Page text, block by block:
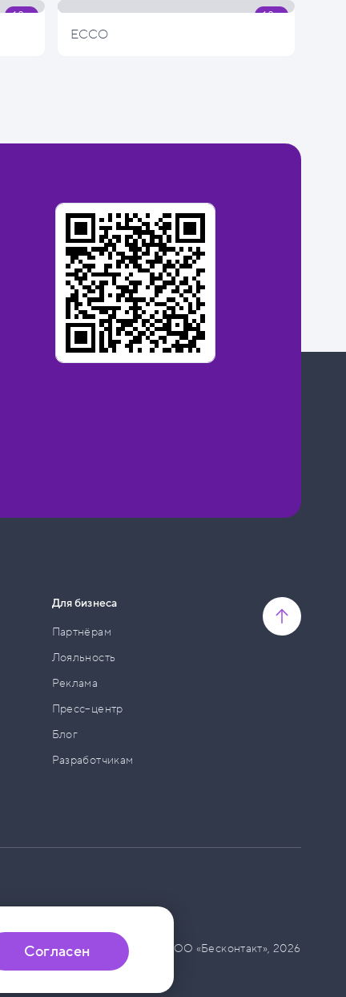
ECCO
Для бизнеса
Партнёрам
Лояльность
Реклама
Пресс–центр
Блог
Разработчикам
© ООО «Бесконтакт», 2026
Согласен